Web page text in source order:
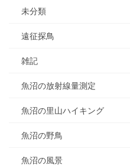
未分類
遠征探鳥
雑記
魚沼の放射線量測定
魚沼の里山ハイキング
魚沼の野鳥
魚沼の風景